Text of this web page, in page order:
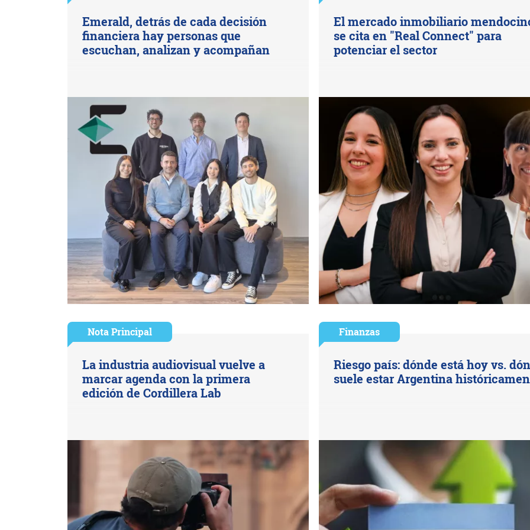
Emerald, detrás de cada decisión
financiera hay personas que
escuchan, analizan y acompañan
El mercado inmobiliario
se cita en "Real Connect" para
potenciar el sector
Nota Principal
La industria audiovisual vuelve a
marcar agenda con la primera
edición de Cordillera Lab
Finanzas
Riesgo país: dónde está hoy vs.
suele estar Argentina